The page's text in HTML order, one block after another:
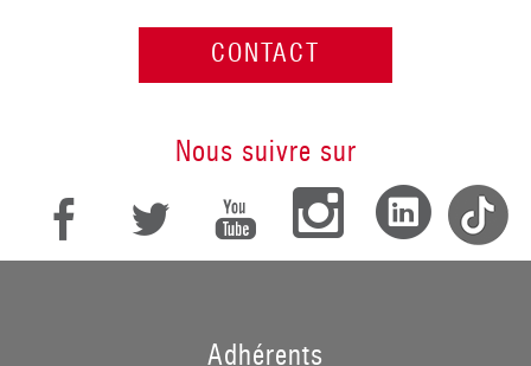
CONTACT
nous suivre sur
adhérents